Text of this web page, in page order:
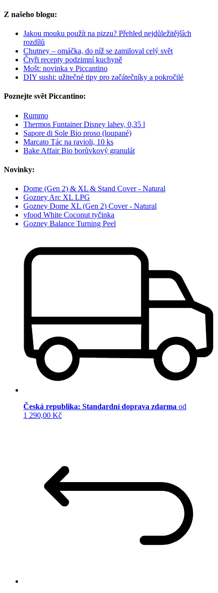
Z našeho blogu:
Jakou mouku použít na pizzu? Přehled nejdůležitějších
rozdílů
Chutney – omáčka, do níž se zamiloval celý svět
Čtyři recepty podzimní kuchyně
Mošt: novinka v Piccantino
DIY sushi: užitečné tipy pro začátečníky a pokročilé
Poznejte svět Piccantino:
Rummo
Thermos Funtainer Disney lahev, 0,35 l
Sapore di Sole Bio proso (loupané)
Marcato Tác na ravioli, 10 ks
Bake Affair Bio borůvkový granulát
Novinky:
Dome (Gen 2) & XL & Stand Cover - Natural
Gozney Arc XL LPG
Gozney Dome XL (Gen 2) Cover - Natural
yfood White Coconut tyčinka
Gozney Balance Turning Peel
Česká republika: Standardní doprava zdarma od
1 290,00 Kč